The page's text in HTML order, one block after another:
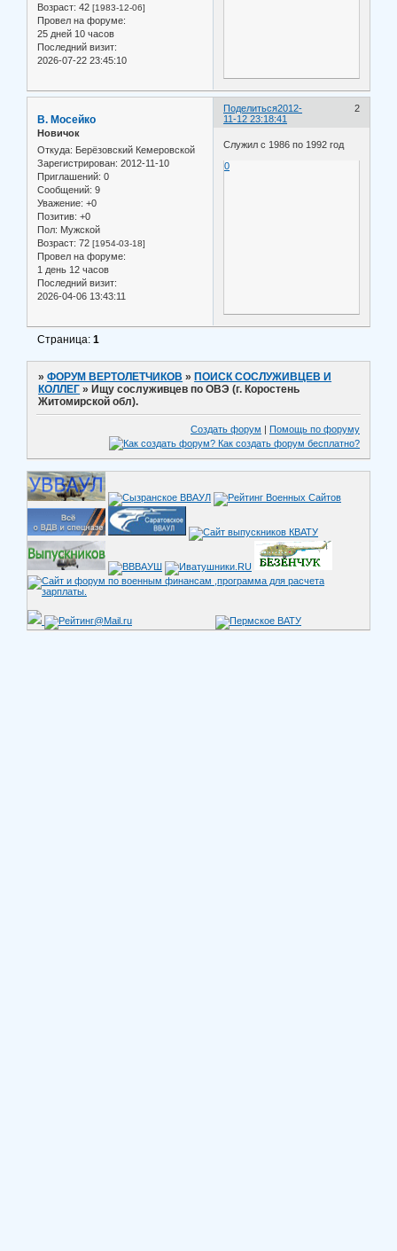
Возраст: 42 [1983-12-06]
Провел на форуме:
25 дней 10 часов
Последний визит:
2026-07-22 23:45:10
Поделиться 2
2012-
11-12 23:18:41
В. Мосейко
Новичок
Откуда: Берёзовский Кемеровской
Зарегистрирован: 2012-11-10
Приглашений: 0
Сообщений: 9
Уважение: +0
Позитив: +0
Пол: Мужской
Возраст: 72 [1954-03-18]
Провел на форуме:
1 день 12 часов
Последний визит:
2026-04-06 13:43:11
Служил с 1986 по 1992 год
0
Страница:1
»ФОРУМ ВЕРТОЛЕТЧИКОВ »ПОИСК СОСЛУЖИВЦЕВ И
КОЛЛЕГ »Ищу сослуживцев по ОВЭ (г. Коростень
Житомирской обл).
Создать форум | Помощь по форуму